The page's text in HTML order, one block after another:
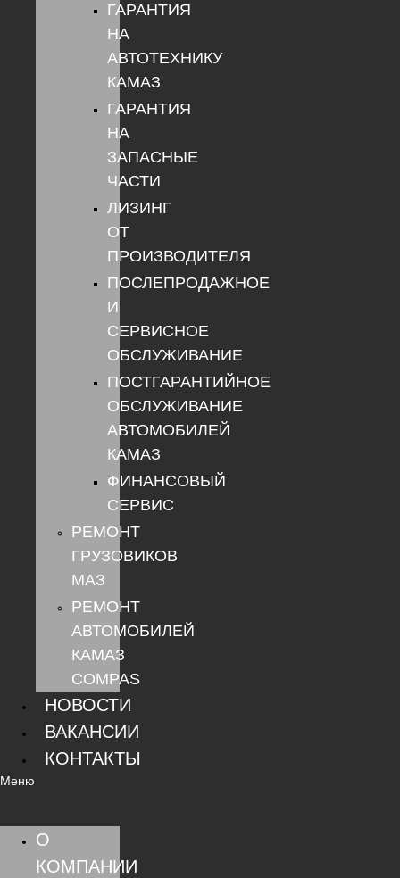
ГАРАНТИЯ
НА
АВТОТЕХНИКУ
КАМАЗ
ГАРАНТИЯ
НА
ЗАПАСНЫЕ
ЧАСТИ
ЛИЗИНГ
ОТ
ПРОИЗВОДИТЕЛЯ
ПОСЛЕПРОДАЖНОЕ
И
СЕРВИСНОЕ
ОБСЛУЖИВАНИЕ
ПОСТГАРАНТИЙНОЕ
ОБСЛУЖИВАНИЕ
АВТОМОБИЛЕЙ
КАМАЗ
ФИНАНСОВЫЙ
СЕРВИС
РЕМОНТ
ГРУЗОВИКОВ
МАЗ
РЕМОНТ
АВТОМОБИЛЕЙ
КАМАЗ
COMPAS
НОВОСТИ
ВАКАНСИИ
КОНТАКТЫ
Меню
О
КОМПАНИИ